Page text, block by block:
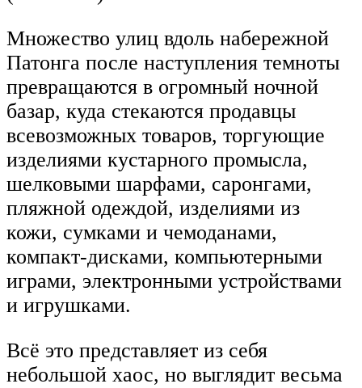
Множество улиц вдоль набережной
Патонга после наступления темноты
превращаются в огромный ночной
базар, куда стекаются продавцы
всевозможных товаров, торгующие
изделиями кустарного промысла,
шелковыми шарфами, саронгами,
пляжной одеждой, изделиями из
кожи, сумками и чемоданами,
компакт-дисками, компьютерными
играми, электронными устройствами
и игрушками.
Всё это представляет из себя
небольшой хаос, но выглядит весьма